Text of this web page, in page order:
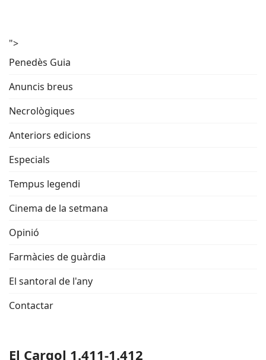
">
Penedès Guia
Anuncis breus
Necrològiques
Anteriors edicions
Especials
Tempus legendi
Cinema de la setmana
Opinió
Farmàcies de guàrdia
El santoral de l'any
Contactar
El Cargol 1.411-1.412